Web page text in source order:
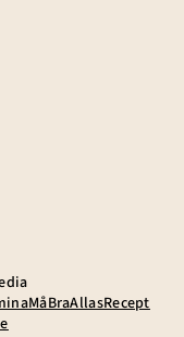
MåBraAllasRecept